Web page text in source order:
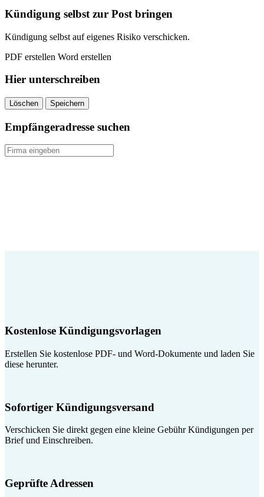
Kündigung selbst zur Post bringen
Kündigung selbst auf eigenes Risiko verschicken.
PDF erstellen Word erstellen
Hier unterschreiben
Löschen Speichern
Empfängeradresse suchen
Kostenlose Kündigungsvorlagen
Erstellen Sie kostenlose PDF- und Word-Dokumente und laden Sie
diese herunter.
Sofortiger Kündigungsversand
Verschicken Sie direkt gegen eine kleine Gebühr Kündigungen per
Brief und Einschreiben.
Geprüfte Adressen